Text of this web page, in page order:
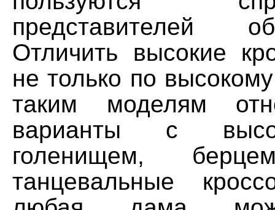
представителей
Отличить высокие
не только по
таким моделям
варианты с
голенищем,
танцевальные